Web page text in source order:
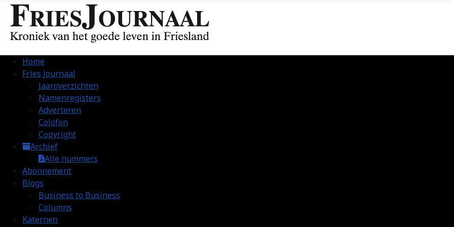
Home
Fries Journaal
Jaaroverzichten
Namenregisters
Adverteren
Colofon
Copyright
Archief
Alle nummers
Abonnement
Blogs
Business to Business
Columns
Katernen